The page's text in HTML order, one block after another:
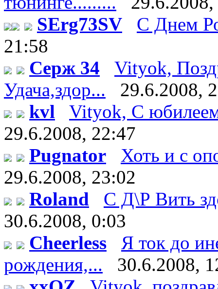
SErg73SV
С Днем
21:58
Серж 34
Vityok,
Удача,здор...
29.6.2008,
kvl
Vityok, С
29.6.2008, 22:47
Pugnator
Хоть и с
29.6.2008, 23:02
Roland
С Д\Р Вить
30.6.2008, 0:03
Cheerless
Я ток до
рождения,...
30.6.2008,